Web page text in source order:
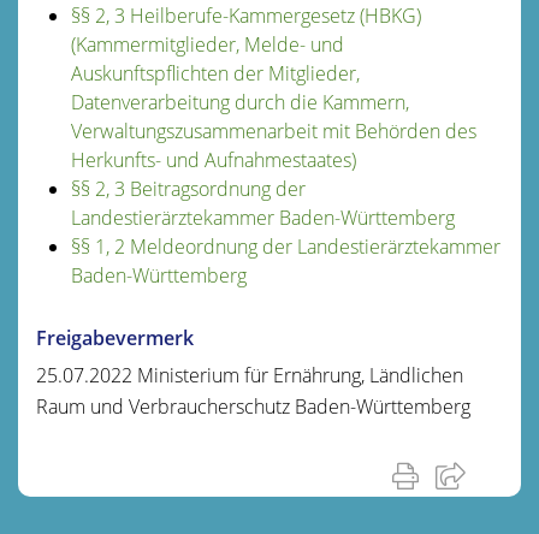
§§ 2, 3 Heilberufe-Kammergesetz (HBKG)
(Kammermitglieder, Melde- und
Auskunftspflichten der Mitglieder,
Datenverarbeitung durch die Kammern,
Verwaltungszusammenarbeit mit Behörden des
Herkunfts- und Aufnahmestaates)
§§ 2, 3 Beitragsordnung der
Landestierärztekammer Baden-Württemberg
§§ 1, 2 Meldeordnung der Landestierärztekammer
Baden-Württemberg
Freigabevermerk
25.07.2022 Ministerium für Ernährung, Ländlichen
Raum und Verbraucherschutz Baden-Württemberg